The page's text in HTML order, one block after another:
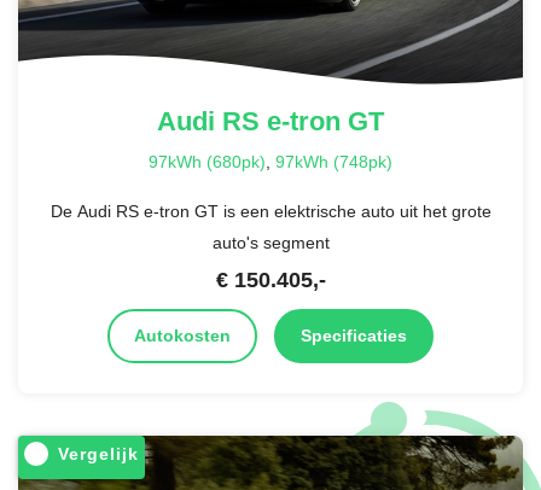
Audi RS e-tron GT
97kWh (680pk) 97kWh (748pk)
De Audi RS e-tron GT is een elektrische auto uit het grote
auto's segment
€ 150.405,-
Autokosten Specificaties
Vergelijk